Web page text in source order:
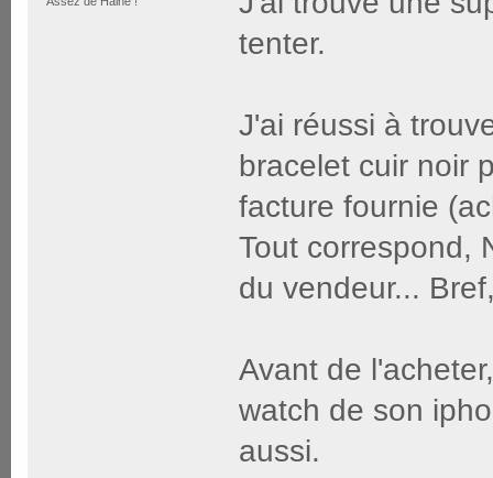
tenter.
J'ai réussi à
bracelet cuir noir
facture fournie
Tout correspond,
du vendeur...
Avant de
watch de son
aussi.